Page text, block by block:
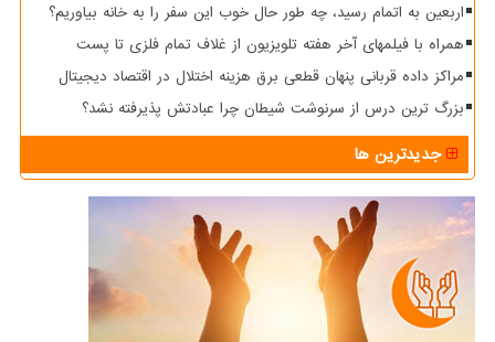
اربعین به اتمام رسید، چه طور حال خوب این سفر را به خانه بیاوریم؟
همراه با فیلمهای آخر هفته تلویزیون از غلاف تمام فلزی تا پست
مراکز داده قربانی پنهان قطعی برق هزینه اختلال در اقتصاد دیجیتال
بزرگ ترین درس از سرنوشت شیطان چرا عبادتش پذیرفته نشد؟
جدیدترین ها